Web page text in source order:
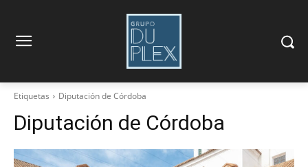
Etiquetas Diputación de Córdoba
Diputación de Córdoba